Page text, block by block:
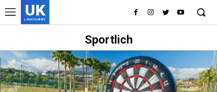
UK
LONDON NEWS
Sportlich